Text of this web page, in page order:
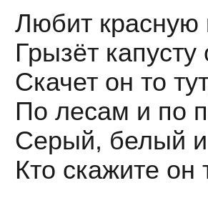
Любит красную
Грызёт
Скачет он то
По лесам и по
Серый, белый и
Кто скажите